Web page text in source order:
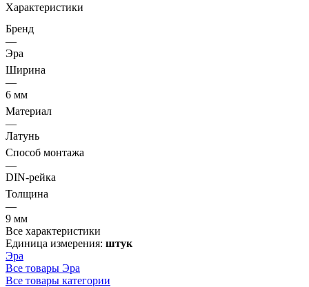
Характеристики
Бренд
—
Эра
Ширина
—
6 мм
Материал
—
Латунь
Способ монтажа
—
DIN-рейка
Толщина
—
9 мм
Все характеристики
Единица измерения: штук
Эра
Все товары Эра
Все товары категории